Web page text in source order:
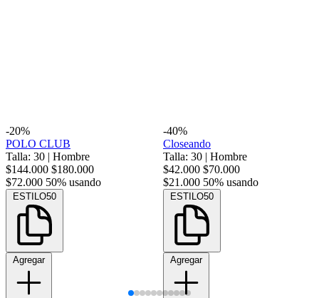
-20%
POLO CLUB
Talla: 30 | Hombre
$144.000 $180.000
$72.000 50% usando
ESTILO50
Agregar
-40%
Closeando
Talla: 30 | Hombre
$42.000 $70.000
$21.000 50% usando
ESTILO50
Agregar